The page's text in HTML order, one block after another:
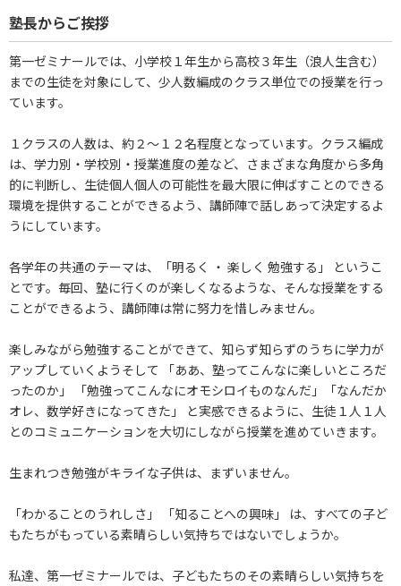
塾長からご挨拶
第一ゼミナールでは、小学校１年生から高校３年生（浪人生含む）
までの生徒を対象にして、少人数編成のクラス単位での授業を行っ
ています。
１クラスの人数は、約２～１２名程度となっています。クラス編成
は、学力別・学校別・授業進度の差など、さまざまな角度から多角
的に判断し、生徒個人個人の可能性を最大限に伸ばすことのできる
環境を提供することができるよう、講師陣で話しあって決定するよ
うにしています。
各学年の共通のテーマは、「明るく ・ 楽しく 勉強する」 というこ
とです。毎回、塾に行くのが楽しくなるような、そんな授業をする
ことができるよう、講師陣は常に努力を惜しみません。
楽しみながら勉強することができて、知らず知らずのうちに学力が
アップしていくようそして 「ああ、塾ってこんなに楽しいところだ
ったのか」 「勉強ってこんなにオモシロイものなんだ」「なんだか
オレ、数学好きになってきた」 と実感できるように、生徒１人１人
とのコミュニケーションを大切にしながら授業を進めていきます。
生まれつき勉強がキライな子供は、まずいません。
「わかることのうれしさ」 「知ることへの興味」 は、すべての子ど
もたちがもっている素晴らしい気持ちではないでしょうか。
私達、第一ゼミナールでは、子どもたちのその素晴らしい気持ちを